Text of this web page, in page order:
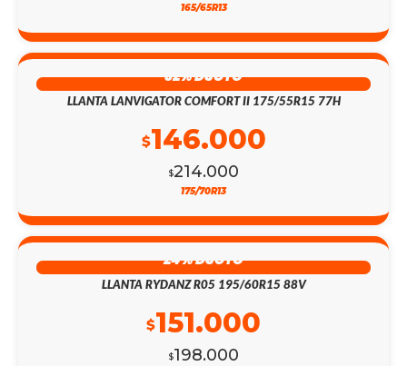
165/65R13
32% DSCTO
LLANTA LANVIGATOR COMFORT II 175/55R15 77H
$214.000
$146.000
175/70R13
24% DSCTO
LLANTA RYDANZ R05 195/60R15 88V
$198.000
$151.000